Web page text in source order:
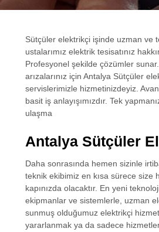
Sütçüler elektrikçi işinde uzman ve
ustalarımız elektrik tesisatınız
Profesyonel şekilde çözümler
arızalarınız için Antalya Sütçüler
servislerimizle hizmetinizdeyiz.
basit iş anlayışımızdır. Tek
ulaşma
Antalya Sütçüler
Daha sonrasında hemen sizinle
teknik ekibimiz en kısa sürece size
kapınızda olacaktır. En yeni
ekipmanlar ve sistemlerle, uzman
sunmuş olduğumuz elektrikçi
yararlanmak ya da sadece